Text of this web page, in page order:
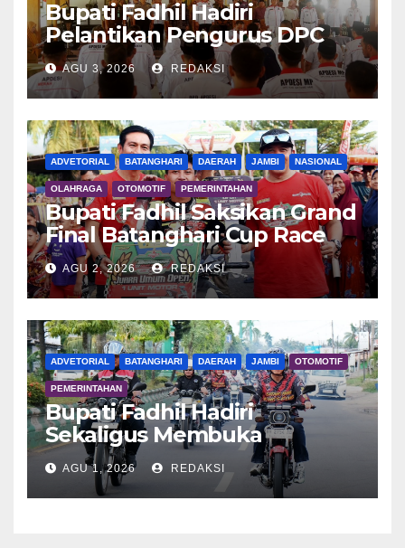
Bupati Fadhil Hadiri
Pelantikan Pengurus DPC
APDESI MP
AGU 3, 2026 REDAKSI
ADVETORIAL BATANGHARI DAERAH JAMBI NASIONAL
OLAHRAGA OTOMOTIF PEMERINTAHAN
Bupati Fadhil Saksikan Grand
Final Batanghari Cup Race
2026
AGU 2, 2026 REDAKSI
ADVETORIAL BATANGHARI DAERAH JAMBI OTOMOTIF
PEMERINTAHAN
Bupati Fadhil Hadiri
Sekaligus Membuka
Kegiatan Batanghari King
Club
AGU 1, 2026 REDAKSI